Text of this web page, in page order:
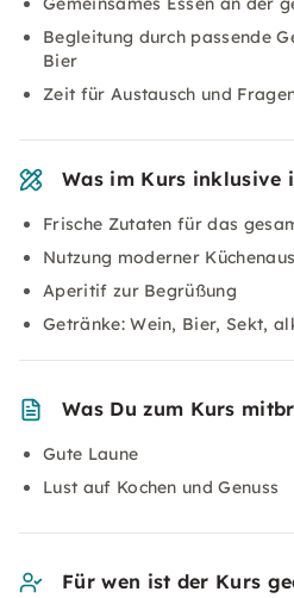
Begleitung durch passende
Bier
Zeit für Austausch und
Was im Kurs inklusive
Frische Zutaten für das
Nutzung moderner
Aperitif zur Begrüßung
Getränke: Wein, Bier, Sekt,
Was Du zum Kurs
Gute Laune
Lust auf Kochen und Genuss
Für wen ist der Kurs